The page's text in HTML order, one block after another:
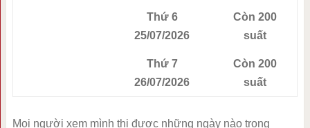
Thứ 6
25/07/2026
Còn 200
suất
Thứ 7
26/07/2026
Còn 200
suất
Mọi người xem mình thi được những ngày nào trong